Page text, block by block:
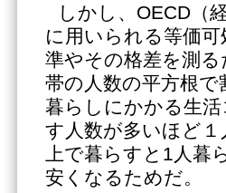
しかし、OECD（
に用いられる等価
準やその格差を測
帯の人数の平方根
暮らしにかかる生
す人数が多いほど
上で暮らすと1人
安くなるためだ。